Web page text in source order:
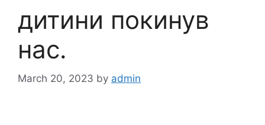
дитини покинув
нас.
March 20, 2023 by admin